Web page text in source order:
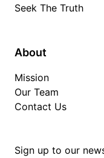
Seek The Truth
About
Mission
Our Team
Contact Us
Sign up to our